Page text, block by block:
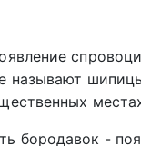
бородавок -